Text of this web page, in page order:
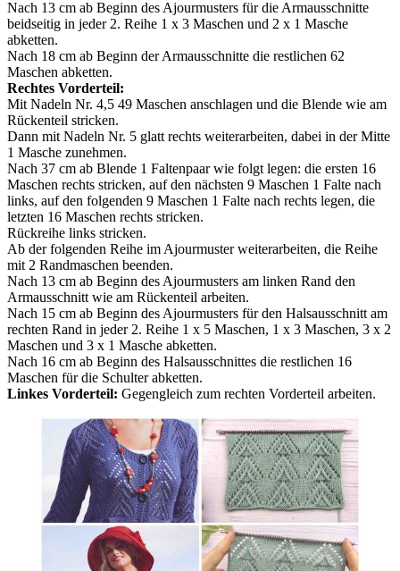
Nach 13 cm ab Beginn des Ajourmusters für die Armausschnitte
beidseitig in jeder 2. Reihe 1 x 3 Maschen und 2 x 1 Masche
abketten.
Nach 18 cm ab Beginn der Armausschnitte die restlichen 62
Maschen abketten.
Rechtes Vorderteil:
Mit Nadeln Nr. 4,5 49 Maschen anschlagen und die Blende wie am
Rückenteil stricken.
Dann mit Nadeln Nr. 5 glatt rechts weiterarbeiten, dabei in der Mitte
1 Masche zunehmen.
Nach 37 cm ab Blende 1 Faltenpaar wie folgt legen: die ersten 16
Maschen rechts stricken, auf den nächsten 9 Maschen 1 Falte nach
links, auf den folgenden 9 Maschen 1 Falte nach rechts legen, die
letzten 16 Maschen rechts stricken.
Rückreihe links stricken.
Ab der folgenden Reihe im Ajourmuster weiterarbeiten, die Reihe
mit 2 Randmaschen beenden.
Nach 13 cm ab Beginn des Ajourmusters am linken Rand den
Armausschnitt wie am Rückenteil arbeiten.
Nach 15 cm ab Beginn des Ajourmusters für den Halsausschnitt am
rechten Rand in jeder 2. Reihe 1 x 5 Maschen, 1 x 3 Maschen, 3 x 2
Maschen und 3 x 1 Masche abketten.
Nach 16 cm ab Beginn des Halsausschnittes die restlichen 16
Maschen für die Schulter abketten.
Linkes Vorderteil: Gegengleich zum rechten Vorderteil arbeiten.